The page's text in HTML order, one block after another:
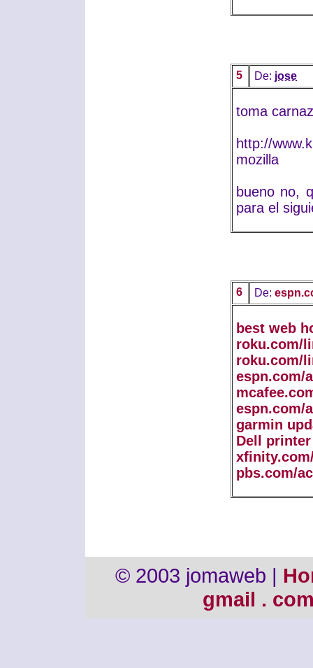
5 De: jose
toma
http://
mozilla
bueno no,
para el
6 De:
best web
roku.com/
roku.com/
espn.com/
espn.com/
garmin
Dell
pbs.com/
© 2003 jomaweb |
gmail .